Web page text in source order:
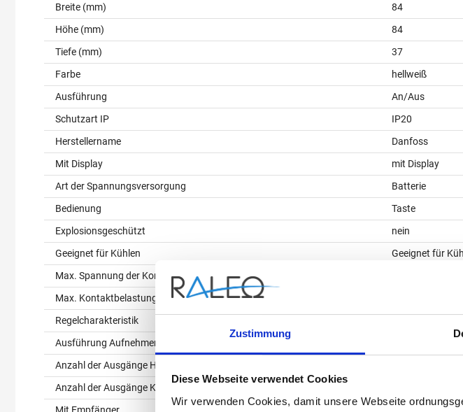
Zustimmung
Diese Webseite verwendet Cookies
Wir verwenden Cookies, damit unsere Webseite
Breite (mm)
84
Höhe (mm)
84
Tiefe (mm)
37
Farbe
hellweiß
Ausführung
An/Aus
Schutzart IP
IP20
Herstellername
Danfoss
Mit Display
mit Display
Art der Spannungsversorgung
Batterie
Bedienung
Taste
Explosionsgeschützt
nein
Geeignet für Kühlen
Geeignet für
Max. Spannung der Kontakte (V)
Max. Kontaktbelastung (A)
Regelcharakteristik
Ausführung Aufnehmer/Fühler
Anzahl der Ausgänge Heizung (Stück) (ST)
Anzahl der Ausgänge Kühlung (Stück) (ST)
Mit Empfänger